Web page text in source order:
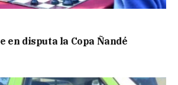
en disputa la Copa Ñandé